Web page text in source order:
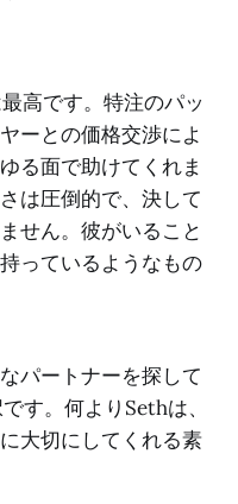
高です。特注のパッ
ーとの価格交渉によ
る面で助けてくれま
は圧倒的で、決して
せん。彼がいること
っているようなもの
パートナーを探して
す。何よりSethは、
大切にしてくれる素